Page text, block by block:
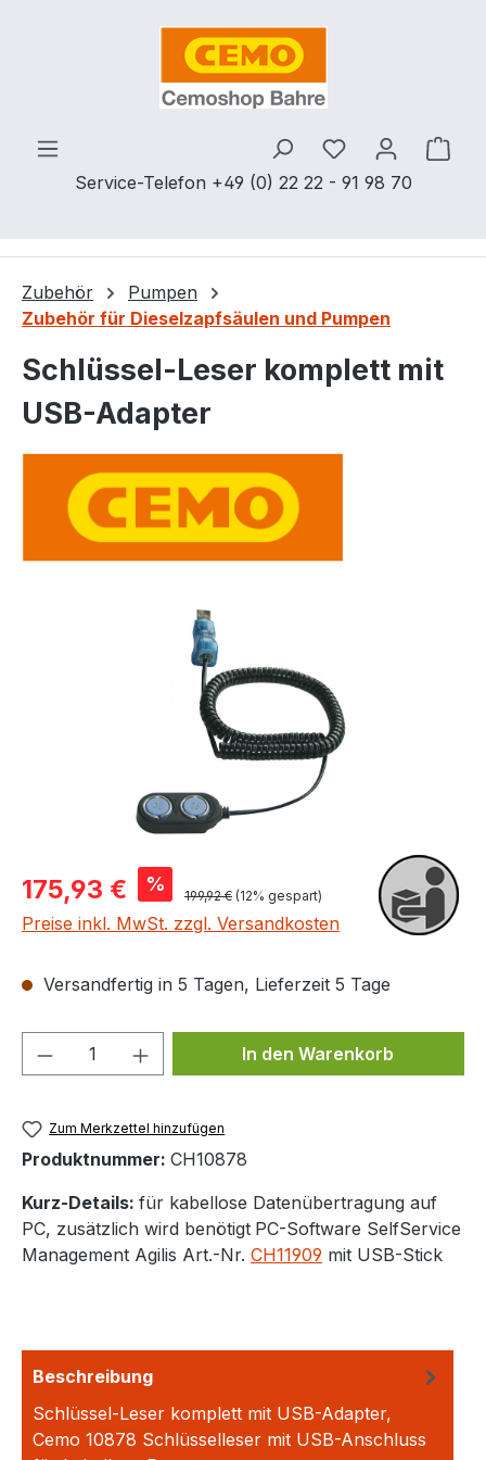
Zum Hauptinhalt springen
Service-Telefon +49 (0) 22 22 - 91 98 70
Du hast 0
Zubehör
Pumpen
Zubehör für Dieselzapfsäulen und Pumpen
Schlüssel-Leser komplett mit
USB-Adapter
Bildergalerie überspringen
Verkaufspreis:
175,93 € % Regulärer Preis:
199,92 € (12% gespart)
Preise inkl. MwSt. zzgl. Versandkosten
Versandfertig in 5 Tagen, Lieferzeit 5 Tage
Produkt Anzahl: Gib denIn den Warenkorb
Zum Merkzettel hinzufügen
Produktnummer: CH10878
Kurz-Details: für kabellose Datenübertragung auf
PC, zusätzlich wird benötigt PC-Software SelfService
Management Agilis Art.-Nr. CH11909 mit USB-Stick
Beschreibung
Schlüssel-Leser komplett mit USB-Adapter,
Cemo 10878 Schlüsselleser mit USB-Anschluss